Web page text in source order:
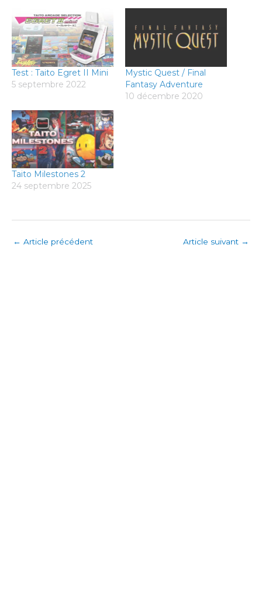
Test : Taito Egret II Mini
5 septembre 2022
Mystic Quest / Final
Fantasy Adventure
10 décembre 2020
Taito Milestones 2
24 septembre 2025
← Article précédent Article suivant →